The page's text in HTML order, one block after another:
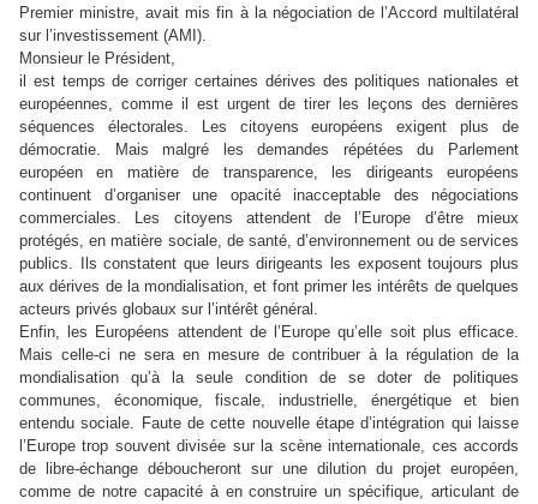
Premier ministre, avait mis fin à la négociation de l’Accord multilatéral
sur l’investissement (AMI).
Monsieur le Président,
il est temps de corriger certaines dérives des politiques nationales et
européennes, comme il est urgent de tirer les leçons des dernières
séquences électorales. Les citoyens européens exigent plus de
démocratie. Mais malgré les demandes répétées du Parlement
européen en matière de transparence, les dirigeants européens
continuent d’organiser une opacité inacceptable des négociations
commerciales. Les citoyens attendent de l’Europe d’être mieux
protégés, en matière sociale, de santé, d’environnement ou de services
publics. Ils constatent que leurs dirigeants les exposent toujours plus
aux dérives de la mondialisation, et font primer les intérêts de quelques
acteurs privés globaux sur l’intérêt général.
Enfin, les Européens attendent de l’Europe qu’elle soit plus efficace.
Mais celle-ci ne sera en mesure de contribuer à la régulation de la
mondialisation qu’à la seule condition de se doter de politiques
communes, économique, fiscale, industrielle, énergétique et bien
entendu sociale. Faute de cette nouvelle étape d’intégration qui laisse
l’Europe trop souvent divisée sur la scène internationale, ces accords
de libre-échange déboucheront sur une dilution du projet européen,
comme de notre capacité à en construire un spécifique, articulant de